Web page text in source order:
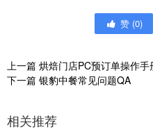
赞 (0)
上一篇 烘焙门店PC预订单操作手
下一篇 银豹中餐常见问题QA
相关推荐